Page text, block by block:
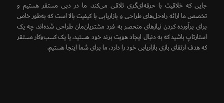
جایی که خلاقیت با حرفه‌ای‌گری تلاقی می‌کند. ما در دبی مستقر هستیم و
تخصص ما ارائه راه‌حل‌های طراحی و بازاریابی با کیفیت بالا است که به‌طور خاص
برای برآورده کردن نیازهای منحصر به فرد مشتریان‌مان طراحی شده‌اند. چه یک
استارتاپ باشید که به دنبال ایجاد هویت برند خود هستید، یا یک کسب‌وکار مستقر
که هدف ارتقای بازی بازاریابی خود را دارد، ما برای شما اینجا هستیم.